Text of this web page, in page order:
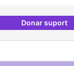
Donar suport
Recerca